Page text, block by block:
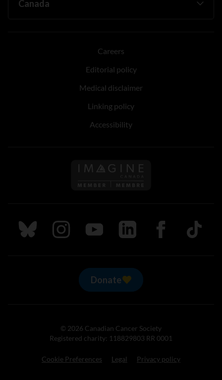
Careers
Editorial policy
Medical disclaimer
Linking policy
Accessibility
Follow us on Imagine
Follow us on Bluesky
Follow us on Instagram
Follow us on Youtube
Follow us on LinkedIn
Follow us on
TikTok
Donate
© 2026 Canadian Cancer Society
Registered charity: 118829803 RR 0001
Cookie Preferences Legal Privacy policy